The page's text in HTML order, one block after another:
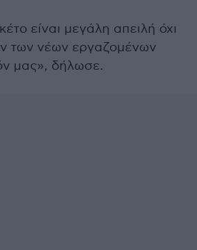
είναι μεγάλη απειλή όχι
των νέων εργαζομένων
μας», δήλωσε.